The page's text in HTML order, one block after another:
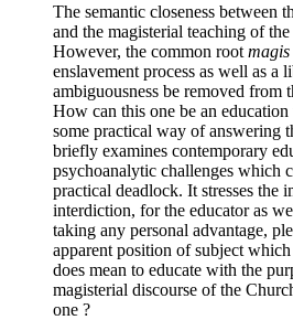
The semantic closeness between
and the magisterial teaching of
However, the common root magis
enslavement process as well as a
ambiguousness be removed from
How can this one be an
some practical way of answering
briefly examines contemporary
psychoanalytic challenges which
practical deadlock. It stresses the
interdiction, for the educator as
taking any personal advantage,
apparent position of subject
does mean to educate with the
magisterial discourse of the
one ?